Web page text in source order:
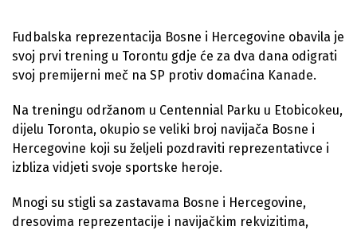
Fudbalska reprezentacija Bosne i Hercegovine obavila je
svoj prvi trening u Torontu gdje će za dva dana odigrati
svoj premijerni meč na SP protiv domaćina Kanade.
Na treningu održanom u Centennial Parku u Etobicokeu,
dijelu Toronta, okupio se veliki broj navijača Bosne i
Hercegovine koji su željeli pozdraviti reprezentativce i
izbliza vidjeti svoje sportske heroje.
Mnogi su stigli sa zastavama Bosne i Hercegovine,
dresovima reprezentacije i navijačkim rekvizitima,